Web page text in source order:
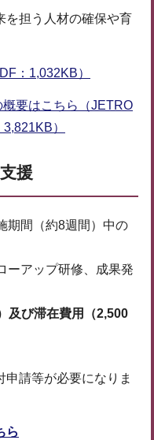
を担う人材の確保や育
：1,032KB）
要はこちら（JETRO
）
援
期間（約8週間）中の
ーアップ研修、成果発
及び滞在費用（2,500
請等が必要になりま
ら